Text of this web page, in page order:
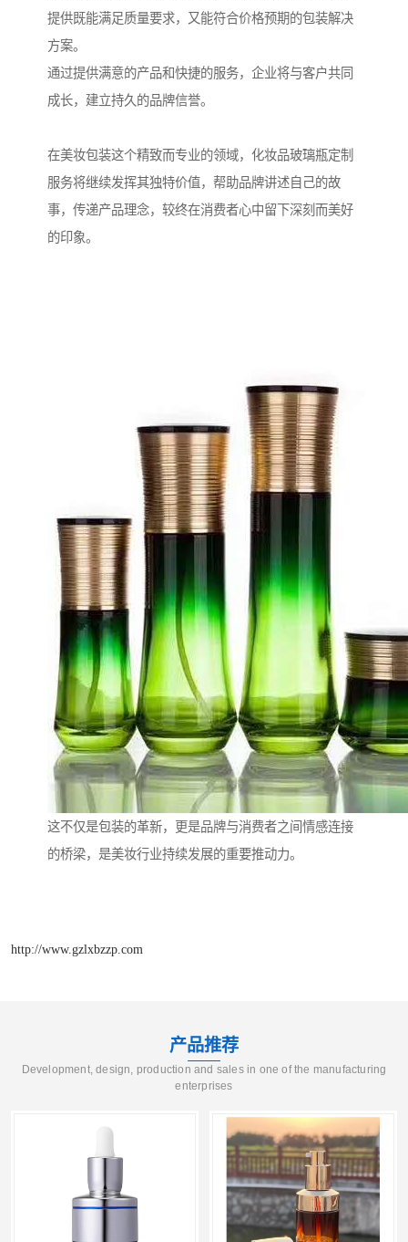
提供既能满足质量要求，又能符合价格预期的包装解决
方案。
通过提供满意的产品和快捷的服务，企业将与客户共同
成长，建立持久的品牌信誉。
在美妆包装这个精致而专业的领域，化妆品玻璃瓶定制
服务将继续发挥其独特价值，帮助品牌讲述自己的故
事，传递产品理念，较终在消费者心中留下深刻而美好
的印象。
这不仅是包装的革新，更是品牌与消费者之间情感连接
的桥梁，是美妆行业持续发展的重要推动力。
http://www.gzlxbzzp.com
产品推荐
Development, design, production and sales in one of the manufacturing
enterprises